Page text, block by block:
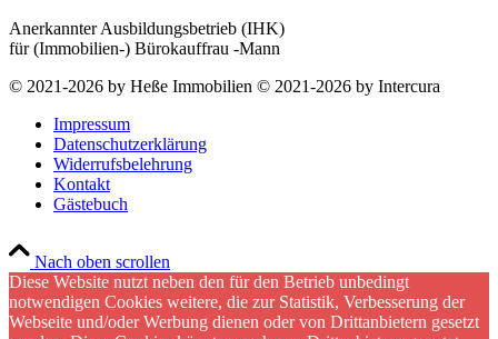
Anerkannter Ausbildungsbetrieb (IHK)
für (Immobilien-) Bürokauffrau -Mann
© 2021-2026 by Heße Immobilien © 2021-2026 by Intercura
Impressum
Datenschutzerklärung
Widerrufsbelehrung
Kontakt
Gästebuch
Nach oben scrollen
Diese Website nutzt neben den für den Betrieb unbedingt
notwendigen Cookies weitere, die zur Statistik, Verbesserung der
Webseite und/oder Werbung dienen oder von Drittanbietern gesetzt